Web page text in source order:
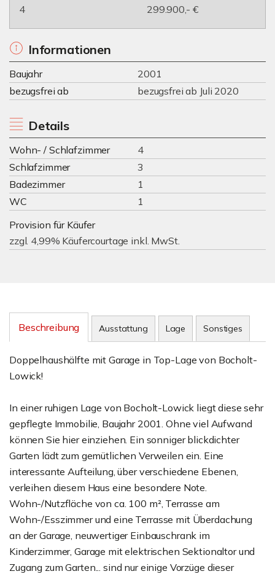
4
299.900,- €
Informationen
Baujahr
2001
bezugsfrei ab
bezugsfrei ab Juli 2020
Details
Wohn- / Schlafzimmer
4
Schlafzimmer
3
Badezimmer
1
WC
1
Provision für Käufer
zzgl. 4,99% Käufercourtage inkl. MwSt.
Beschreibung Ausstattung Lage Sonstiges
Doppelhaushälfte mit Garage in Top-Lage von Bocholt-
Lowick!
In einer ruhigen Lage von Bocholt-Lowick liegt diese sehr
gepflegte Immobilie, Baujahr 2001. Ohne viel Aufwand
können Sie hier einziehen. Ein sonniger blickdichter
Garten lädt zum gemütlichen Verweilen ein. Eine
interessante Aufteilung, über verschiedene Ebenen,
verleihen diesem Haus eine besondere Note.
Wohn-/Nutzfläche von ca. 100 m², Terrasse am
Wohn-/Esszimmer und eine Terrasse mit Überdachung
an der Garage, neuwertiger Einbauschrank im
Kinderzimmer, Garage mit elektrischen Sektionaltor und
Zugang zum Garten... sind nur einige Vorzüge dieser